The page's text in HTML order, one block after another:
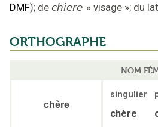
DMF); de chiere « visage »; du
ORTHOGRAPHE
NOM
chère
singulier
chère